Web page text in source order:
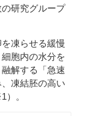
研究グループ
凍らせる緩慢
胞内の水分を
解する「急速
凍結胚の高い
。